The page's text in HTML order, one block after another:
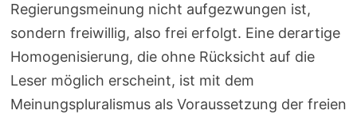
Regierungsmeinung nicht aufgezwungen ist,
sondern freiwillig, also frei erfolgt. Eine derartige
Homogenisierung, die ohne Rücksicht auf die
Leser möglich erscheint, ist mit dem
Meinungspluralismus als Voraussetzung der freien